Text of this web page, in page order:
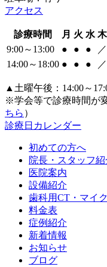
アクセス
診療時間 月 火 水 木
9:00～13:00
● ● ● ／
14:00～18:00 ● ● ● ／
▲土曜午後：14:00～
※学会等で診療時間が
ちら ）
診療日カレンダー
初めての方へ
院長・スタッフ紹
医院案内
設備紹介
歯科用CT・マイ
料金表
症例紹介
新着情報
お知らせ
ブログ